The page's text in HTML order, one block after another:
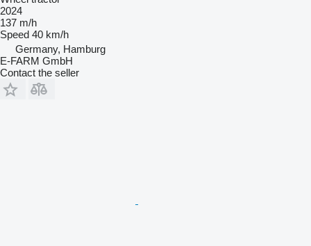
2024
137 m/h
Speed 40 km/h
Germany, Hamburg
E-FARM GmbH
Contact the seller